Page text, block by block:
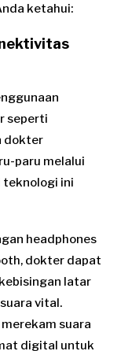
ketahui:
seperti
dokter
paru melalui
teknologi ini
headphones
dokter dapat
latar
vital.
suara
digital untuk